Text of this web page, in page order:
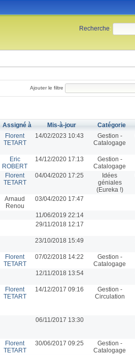
Recherche:
Ajouter le filtre
Assigné à Mis-à-jour Catégorie
Florent
TETART
14/02/2023 10:43
Gestion -
Catalogage
Eric
ROBERT
14/12/2020 17:13
Gestion -
Catalogage
Florent
TETART
04/04/2020 17:25
Idées
géniales
(Eureka !)
Arnaud
Renou
03/04/2020 17:47
11/06/2019 22:14
29/11/2018 12:17
23/10/2018 15:49
Florent
TETART
07/02/2018 14:22
Gestion -
Catalogage
12/11/2018 13:54
Florent
TETART
14/12/2017 09:16
Gestion -
Circulation
06/11/2017 13:30
Florent
TETART
30/06/2017 09:25
Gestion -
Catalogage